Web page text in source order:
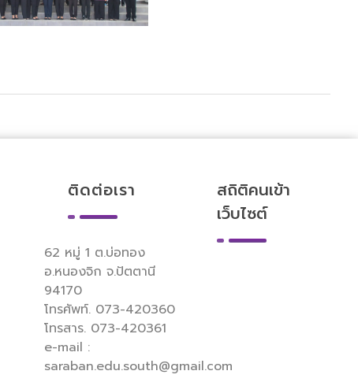
ติดต่อเรา
62 หมู่ 1 ต.บ่อทอง
อ.หนองจิก จ.ปัตตานี
94170
โทรศัพท์. 073-420360
โทรสาร. 073-420361
e-mail :
saraban.edu.south@gmail.com
สถิติคนเข้า
เว็บไซต์